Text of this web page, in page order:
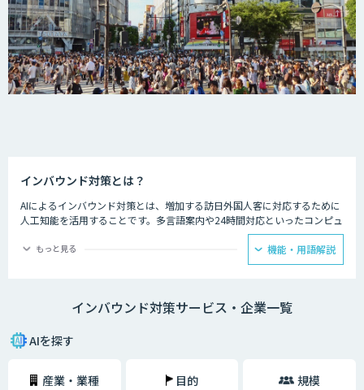
インバウンド対策とは？
AIによるインバウンド対策とは、増加する訪日外国人客に対応するために
人工知能を活用することです。多言語案内や24時間対応といったコンピュ
ーターならではの強みを生かし、AIを観光業界に役立てている事例があり
ます。
提供できるAIは、観光業界を支える味方となることでしょう。
もっと見る 機能・用語解説
インバウンド対策サービス・企業一覧
AIを探す
産業・業種 目的 規模